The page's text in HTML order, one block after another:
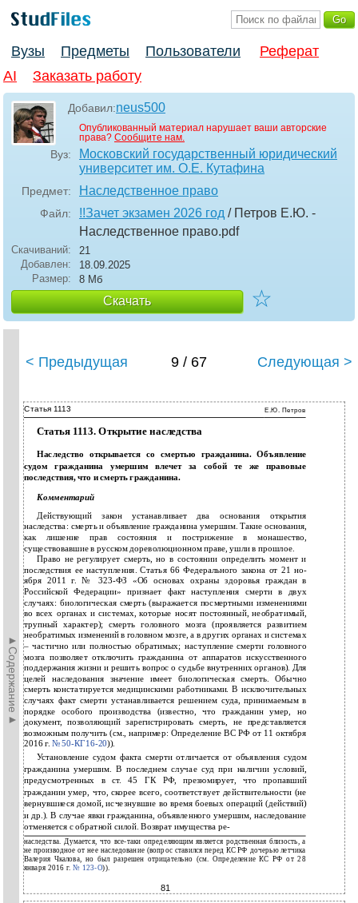
Вузы Предметы Пользователи
Реферат
AI
Заказать работу
Добавил:neus500
Опубликованный материал нарушает ваши авторские
права? Сообщите нам.
Вуз:
Московский государственный юридический
университет им. О.Е. Кутафина
Предмет: Наследственное право
Файл: !!Зачет экзамен 2026 год / Петров Е.Ю. -
Наследственное право.pdf
Скачиваний:
21
Добавлен:
18.09.2025
Размер:
8 Мб
Скачать ☆
►Содержание►
< Предыдущая 9 / 67 Следующая >
Статья 1113 Е.Ю. Петров
Статья 1113. Открытие наследства
Наследство открывается со смертью гражданина. Объявление
судом гражданина умершим влечет за собой те же правовые
последствия, что и смерть гражданина.
Комментарий
Действующий закон устанавливает два основания открытия
наследства: смерть и объявление гражданина умершим. Такие основания,
как лишение прав состояния и пострижение в монашество,
существовавшие в русском дореволюционном праве, ушли в прошлое.
Право не регулирует смерть, но в состоянии определить момент и
последствия ее наступления. Статья 66 Федерального закона от 21 но­
ября 2011 г. № 323-ФЗ «Об основах охраны здоровья граждан в
Российской Федерации» признает факт наступления смерти в двух
случаях: биологическая смерть (выражается посмертными изменениями
во всех органах и системах, которые носят постоянный, необратимый,
трупный характер); смерть головного мозга (проявляется развитием
необратимых изменений в головном мозге, а в других органах и системах
– частично или полностью обратимых; наступление смерти головного
мозга позволяет отключить гражданина от аппаратов искусственного
поддержания жизни и решить вопрос о судьбе внутренних органов). Для
целей наследования значение имеет биологическая смерть. Обычно
смерть констатируется медицинскими работниками. В исключительных
случаях факт смерти устанавливается решением суда, принимаемым в
порядке особого производства (известно, что гражданин умер, но
документ, позволяющий зарегистрировать смерть, не представляется
возможным получить (см., например: Определение ВС РФ от 11 октября
2016 г. №50-КГ16-20)).
Установление судом факта смерти отличается от объявления судом
гражданина умершим. В последнем случае суд при наличии условий,
предусмотренных в ст. 45 ГК РФ, презюмирует, что пропавший
гражданин умер, что, скорее всего, соответствует действительности (не
вернувшиеся домой, исчезнувшие во время боевых операций (действий)
и др.). В случае явки гражданина, объявленного умершим, наследование
отменяется с обратной силой. Возврат имущества ре-
наследства. Думается, что все-таки определяющим является родственная близость, а
не производное от нее наследование (вопрос ставился перед КС РФ дочерью летчика
Валерия Чкалова, но был разрешен отрицательно (см. Определение КС РФ от 28
января 2016 г.№ 123-О)).
81